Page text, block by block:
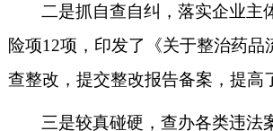
二是抓自查自纠，落实企业主
险项12项，印发了《关于整治药
查整改，提交整改报告备案，提高
三是较真碰硬，查办各类违法